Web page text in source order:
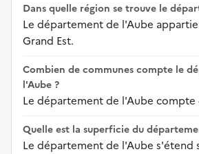
Dans quelle région se trouve le
Le département de l'Aube
Grand Est.
Combien de communes compte le
l'Aube ?
Le département de l'Aube compte
Quelle est la superficie du
Le département de l'Aube s'étend